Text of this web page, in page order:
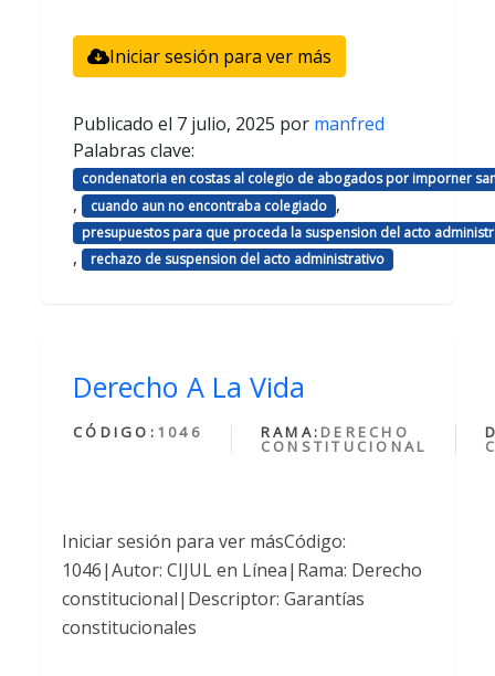
Iniciar sesión para ver más
Publicado el 7 julio, 2025 por manfred
Palabras clave:
condenatoria en costas al colegio de abogados por imporner
, cuando aun no encontraba colegiado ,
presupuestos para que proceda la suspension del acto
, rechazo de suspension del acto administrativo
Derecho A La Vida
CÓDIGO: 1046 RAMA: DERECHO
CONSTITUCIONAL
Iniciar sesión para ver másCódigo:
1046|Autor: CIJUL en Línea|Rama: Derecho
constitucional|Descriptor: Garantías
constitucionales